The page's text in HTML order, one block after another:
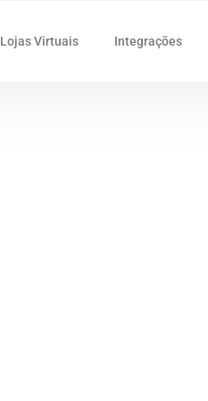
Lojas Virtuais Integrações